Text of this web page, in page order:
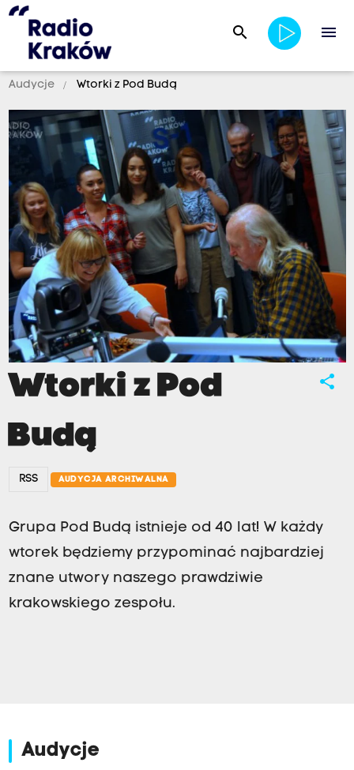
search menu
Audycje Wtorki z Pod Budą
share
Wtorki z Pod
Budą
RSS AUDYCJA ARCHIWALNA
Grupa Pod Budą istnieje od 40 lat! W każdy
wtorek będziemy przypominać najbardziej
znane utwory naszego prawdziwie
krakowskiego zespołu.
Audycje